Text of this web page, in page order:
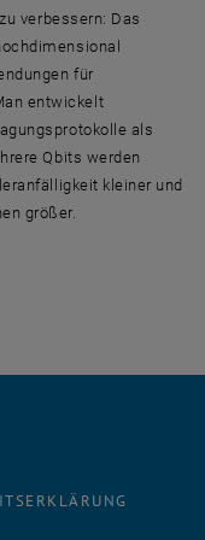
verbessern: Das
für
entwickelt
als
Qbits werden
kleiner und
größer.